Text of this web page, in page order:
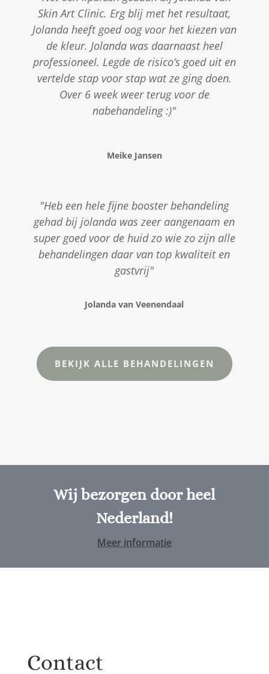
Skin Art Clinic. Erg blij met het resultaat,
Jolanda heeft goed oog voor het kiezen van
de kleur. Jolanda was daarnaast heel
professioneel. Legde de risico’s goed uit en
vertelde stap voor stap wat ze ging doen.
Over 6 week weer terug voor de
nabehandeling :)"
Meike Jansen
"Heb een hele fijne booster behandeling
gehad bij jolanda was zeer aangenaam en
super goed voor de huid zo wie zo zijn alle
behandelingen daar van top kwaliteit en
gastvrij"
Jolanda van Veenendaal
BEKIJK ALLE BEHANDELINGEN
Wij bezorgen door heel
Nederland!
Meer informatie
Contact